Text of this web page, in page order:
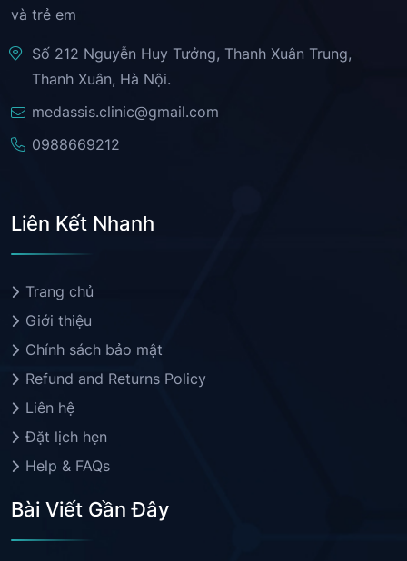
và trẻ em
Số 212 Nguyễn Huy Tưởng, Thanh Xuân Trung,
Thanh Xuân, Hà Nội.
medassis.clinic@gmail.com
0988669212
Liên Kết Nhanh
Trang chủ
Giới thiệu
Chính sách bảo mật
Refund and Returns Policy
Liên hệ
Đặt lịch hẹn
Help & FAQs
Bài Viết Gần Đây